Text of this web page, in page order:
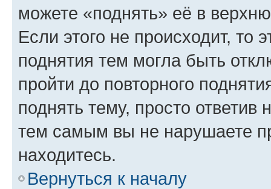
можете «поднять» её в
Если этого не происходит, то
поднятия тем могла быть
пройти до повторного
поднять тему, просто ответив
тем самым вы не нарушаете
находитесь.
Вернуться к началу